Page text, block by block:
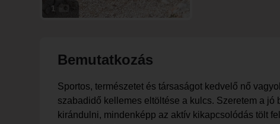
1
Bemutatkozás
Sportos, természetet és társaságot kedvelő nő
szabadidő kellemes eltöltése a kulcs. Szeretem a
kirándulni, mindenképp az aktív kikapcsolódás tölt